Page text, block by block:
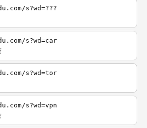
s?wd=???
s?wd=car
s?wd=tor
s?wd=vpn